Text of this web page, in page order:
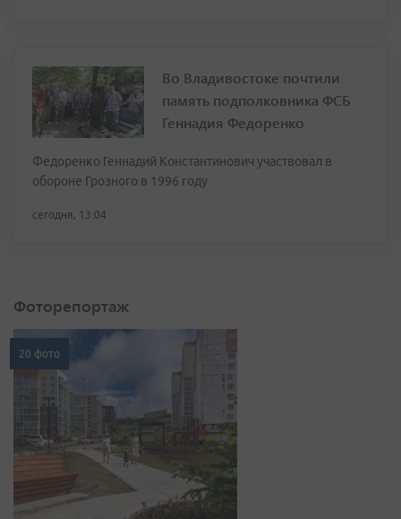
Во Владивостоке почтили
память подполковника ФСБ
Геннадия Федоренко
Федоренко Геннадий Константинович участвовал в
обороне Грозного в 1996 году
сегодня, 13:04
Фоторепортаж
20 фото